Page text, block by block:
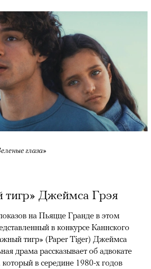
глаза»
Джеймса Грэя
на Пьяцце Гранде в этом
в конкурсе Каннского
тигр» (Paper Tiger) Джеймса
драма рассказывает об адвокате
в середине 1980-х годов